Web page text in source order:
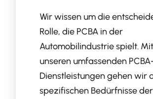
Wir wissen um die
Rolle, die PCBA in der
Automobilindustrie spielt. Mit
unseren umfassenden
Dienstleistungen gehen wir
spezifischen Bedürfnisse der